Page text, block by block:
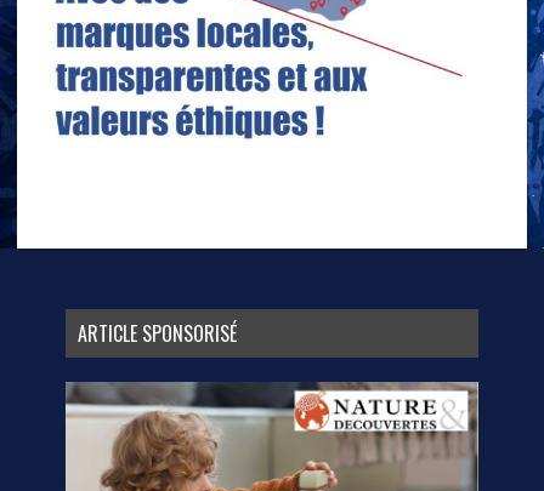
ARTICLE SPONSORISÉ